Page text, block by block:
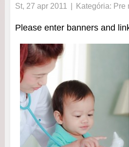
St, 27 apr 2011 Kategória: Pre
Please enter banners and